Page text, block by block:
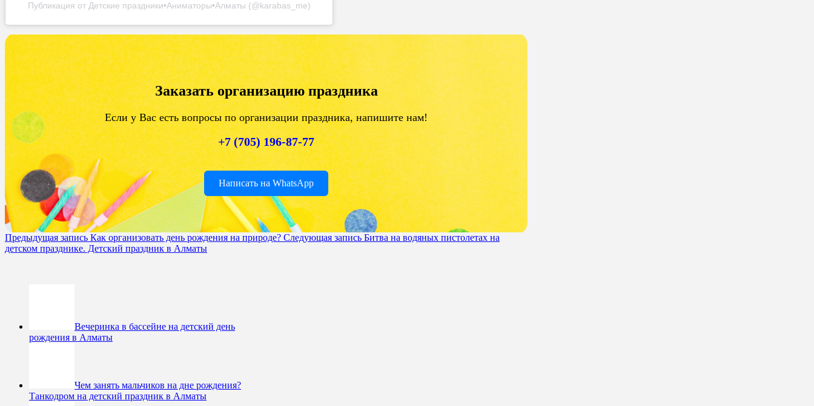
Публикация от Детские праздники•Аниматоры•Алматы (@karabas_me)
Заказать организацию праздника
Если у Вас есть вопросы по организации праздника, напишите нам!
+7 (705) 196-87-77
Написать на WhatsApp
Предыдущая запись Как организовать день рождения на природе? Следующая запись Битва на водяных пистолетах на
детском празднике. Детский праздник в Алматы
Вечеринка в бассейне на детский день
рождения в Алматы
Чем занять мальчиков на дне рождения?
Танкодром на детский праздник в Алматы